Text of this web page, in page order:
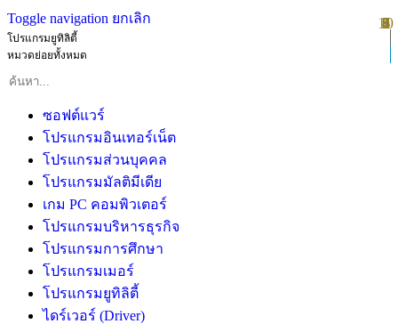
Toggle navigation ยกเลิก
โปรแกรมยูทิลิตี้
หมวดย่อยทั้งหมด
ซอฟต์แวร์
โปรแกรมอินเทอร์เน็ต
โปรแกรมส่วนบุคคล
โปรแกรมมัลติมีเดีย
เกม PC คอมพิวเตอร์
โปรแกรมบริหารธุรกิจ
โปรแกรมการศึกษา
โปรแกรมเมอร์
โปรแกรมยูทิลิตี้
ไดร์เวอร์ (Driver)
1
2
3
4
5
6
7
8
9
10